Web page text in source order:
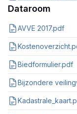
Dataroom
AVVE 2017.pdf
Biedformulier.pdf
Bijzondere